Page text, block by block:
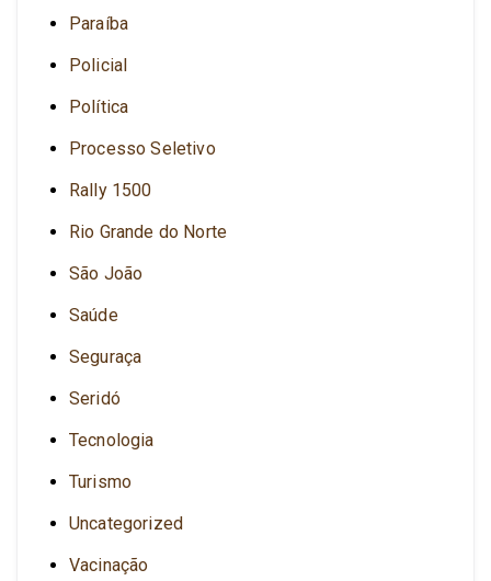
Paraíba
Policial
Política
Processo Seletivo
Rally 1500
Rio Grande do Norte
São João
Saúde
Seguraça
Seridó
Tecnologia
Turismo
Uncategorized
Vacinação